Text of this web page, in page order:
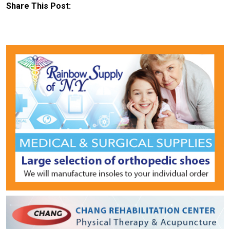
Share This Post: